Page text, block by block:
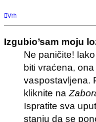
Vrh
Izgubio’sam moju
Ne paničite!
biti vraćena,
vaspostavljena.
kliknite na
Ispratite sva
stanju da se